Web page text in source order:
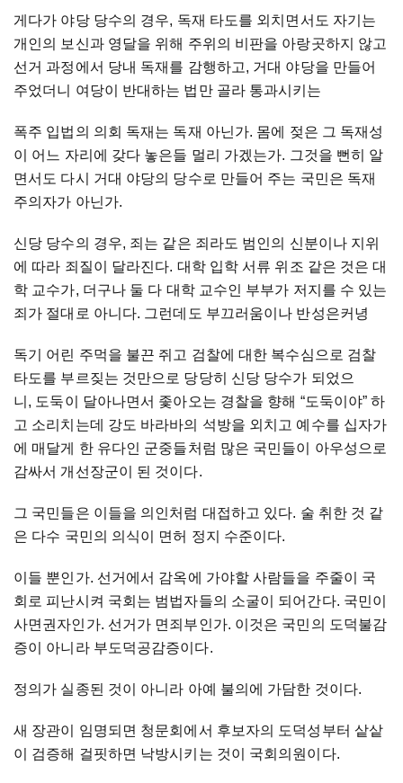
게다가 야당 당수의 경우, 독재 타도를 외치면서도 자기는
개인의 보신과 영달을 위해 주위의 비판을 아랑곳하지 않고
선거 과정에서 당내 독재를 감행하고, 거대 야당을 만들어
주었더니 여당이 반대하는 법만 골라 통과시키는
폭주 입법의 의회 독재는 독재 아닌가. 몸에 젖은 그 독재성
이 어느 자리에 갖다 놓은들 멀리 가겠는가. 그것을 뻔히 알
면서도 다시 거대 야당의 당수로 만들어 주는 국민은 독재
주의자가 아닌가.
신당 당수의 경우, 죄는 같은 죄라도 범인의 신분이나 지위
에 따라 죄질이 달라진다. 대학 입학 서류 위조 같은 것은 대
학 교수가, 더구나 둘 다 대학 교수인 부부가 저지를 수 있는
죄가 절대로 아니다. 그런데도 부끄러움이나 반성은커녕
독기 어린 주먹을 불끈 쥐고 검찰에 대한 복수심으로 검찰
타도를 부르짖는 것만으로 당당히 신당 당수가 되었으
니, 도둑이 달아나면서 좇아오는 경찰을 향해 “도둑이야” 하
고 소리치는데 강도 바라바의 석방을 외치고 예수를 십자가
에 매달게 한 유다인 군중들처럼 많은 국민들이 아우성으로
감싸서 개선장군이 된 것이다.
그 국민들은 이들을 의인처럼 대접하고 있다. 술 취한 것 같
은 다수 국민의 의식이 면허 정지 수준이다.
이들 뿐인가. 선거에서 감옥에 가야할 사람들을 주줄이 국
회로 피난시켜 국회는 범법자들의 소굴이 되어간다. 국민이
사면권자인가. 선거가 면죄부인가. 이것은 국민의 도덕불감
증이 아니라 부도덕공감증이다.
정의가 실종된 것이 아니라 아예 불의에 가담한 것이다.
새 장관이 임명되면 청문회에서 후보자의 도덕성부터 샅샅
이 검증해 걸핏하면 낙방시키는 것이 국회의원이다.